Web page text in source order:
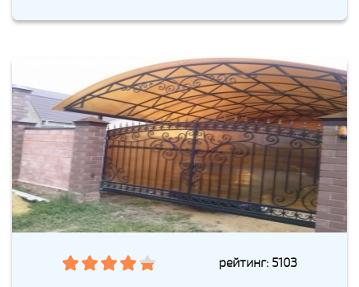
рейтинг: 5103